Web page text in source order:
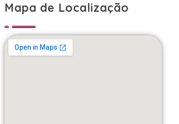
Mapa de Localização